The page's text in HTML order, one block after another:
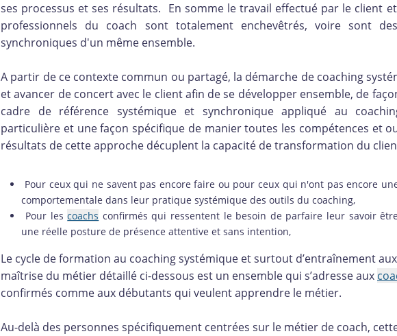
ses processus et ses résultats. En somme le travail effectué par le client
professionnels du coach sont totalement enchevêtrés, voire sont
synchroniques d'un même ensemble.
A partir de ce contexte commun ou partagé, la démarche de coaching
et avancer de concert avec le client afin de se développer ensemble, de
cadre de référence systémique et synchronique appliqué au
particulière et une façon spécifique de manier toutes les compétences et
résultats de cette approche décuplent la capacité de transformation du
Pour ceux qui ne savent pas encore faire ou pour ceux qui n'ont pas encore
comportementale dans leur pratique systémique des outils du coaching,
Pour lescoachs confirmés qui ressentent le besoin de parfaire leur savoir
une réelle posture de présence attentive et sans intention,
Le cycle de formation au coaching systémique et surtout d’entraînement
maîtrise du métier détaillé ci-dessous est un ensemble qui s’adresse aux
confirmés comme aux débutants qui veulent apprendre le métier.
Au-delà des personnes spécifiquement centrées sur le métier de coach,